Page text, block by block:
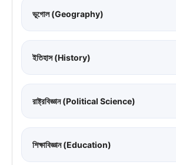
ভূগোল (Geography)
ইতিহাস (History)
রাষ্ট্রবিজ্ঞান (Political Science)
শিক্ষাবিজ্ঞান (Education)